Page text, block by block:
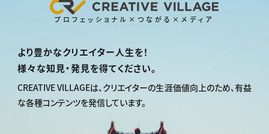
プロフェッショナル×つながる×メディア
より豊かなクリエイター人生を！
様々な知見・発見を得てください。
CREATIVE VILLAGEは、クリエイターの生涯価値向上のため、有益
な各種コンテンツを発信しています。